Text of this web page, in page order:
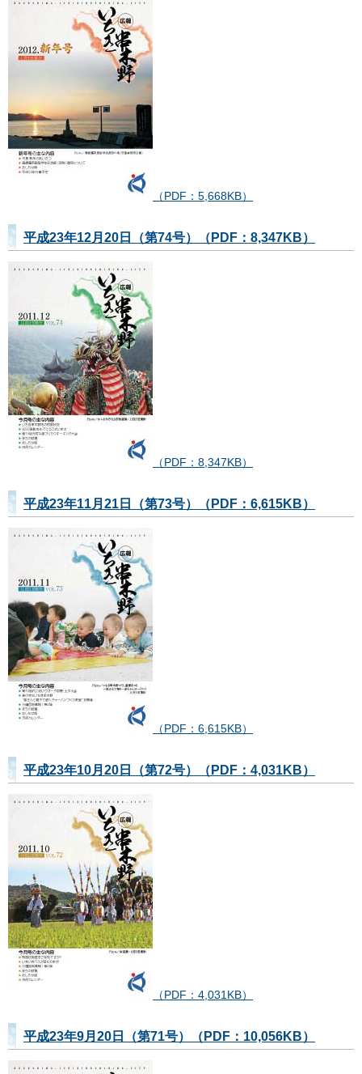
（PDF：5,668KB）
平成23年12月20日（第74号）（PDF：8,347KB）
（PDF：8,347KB）
平成23年11月21日（第73号）（PDF：6,615KB）
（PDF：6,615KB）
平成23年10月20日（第72号）（PDF：4,031KB）
（PDF：4,031KB）
平成23年9月20日（第71号）（PDF：10,056KB）